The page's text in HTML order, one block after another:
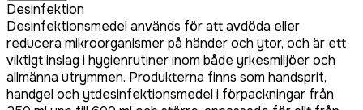
Desinfektion
Desinfektionsmedel används för att avdöda eller
reducera mikroorganismer på händer och ytor, och är ett
viktigt inslag i hygienrutiner inom både yrkesmiljöer och
allmänna utrymmen. Produkterna finns som handsprit,
handgel och ytdesinfektionsmedel i förpackningar från